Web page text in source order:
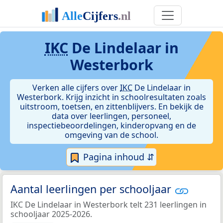
IKC De Lindelaar in
Westerbork
Verken alle cijfers overIKC De Lindelaar in
Westerbork. Krijg inzicht in schoolresultaten zoals
uitstroom, toetsen, en zittenblijvers. En bekijk de
data over leerlingen, personeel,
inspectiebeoordelingen, kinderopvang en de
omgeving van de school.
Pagina inhoud ⇵
Aantal leerlingen per schooljaar
IKC De Lindelaar in Westerbork telt 231 leerlingen in
schooljaar 2025-2026.